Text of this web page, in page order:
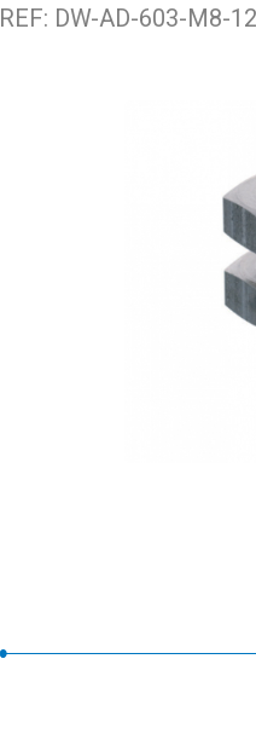
REF: DW-AD-603-M8-